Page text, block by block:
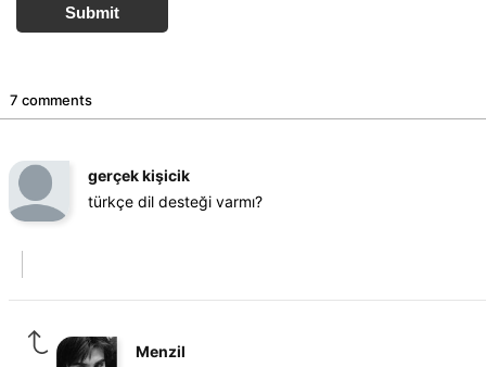
Submit
7 comments
gerçek kişicik
türkçe dil desteği varmı?
Menzil